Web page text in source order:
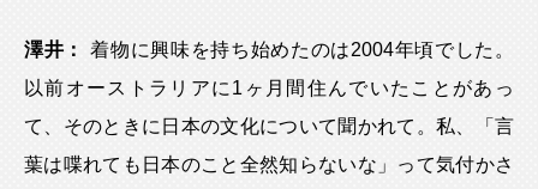
澤井：
着物に興味を持ち始めたのは2004年頃でした。
以前オーストラリアに1ヶ月間住んでいたことがあっ
て、そのときに日本の文化について聞かれて。私、「言
葉は喋れても日本のこと全然知らないな」って気付かさ